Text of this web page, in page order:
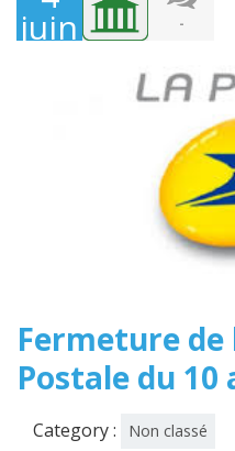
juin -
Fermeture de
Postale du 10
Category : Non classé